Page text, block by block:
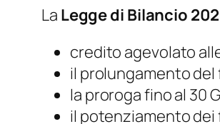
La Legge di Bilancio
credito agevolato
il prolungamento del
la proroga fino al 30
il potenziamento dei